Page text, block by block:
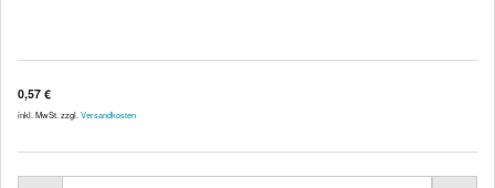
0,57 €
inkl. MwSt. zzgl. Versandkosten